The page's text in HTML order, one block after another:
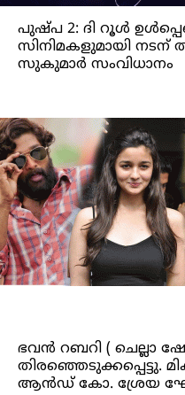
പുഷ്പ 2: ദി റൂൾ
സിനിമകളുമായി നടന്
സുകുമാർ സംവിധാനം
ഭവൻ റബറി ( ചെല്ലാ
തിരഞ്ഞെടുക്കപ്പെട്ടു.
ആൻഡ് കോ. ശ്രേയ